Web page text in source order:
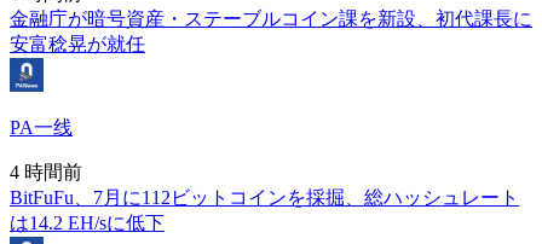
金融庁が暗号資産・ステーブルコイン課を新設、初代課長に
安富稔晃が就任
PA一线
4 時間前
BitFuFu、7月に112ビットコインを採掘、総ハッシュレート
は14.2 EH/sに低下